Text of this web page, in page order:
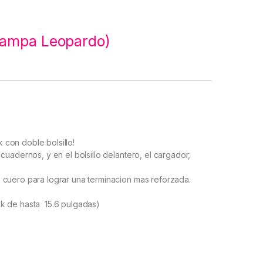
Leopardo)
con doble bolsillo!
y en el bolsillo delantero, el cargador,
para lograr una terminacion mas reforzada.
de hasta 15.6 pulgadas)